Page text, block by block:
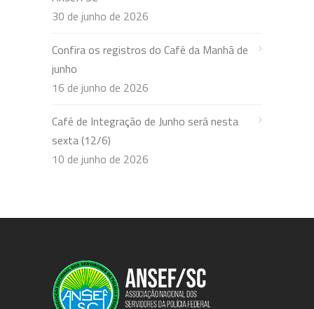
30 de junho de 2026
Confira os registros do Café da Manhã de
junho
16 de junho de 2026
Café de Integração de Junho será nesta
sexta (12/6)
10 de junho de 2026